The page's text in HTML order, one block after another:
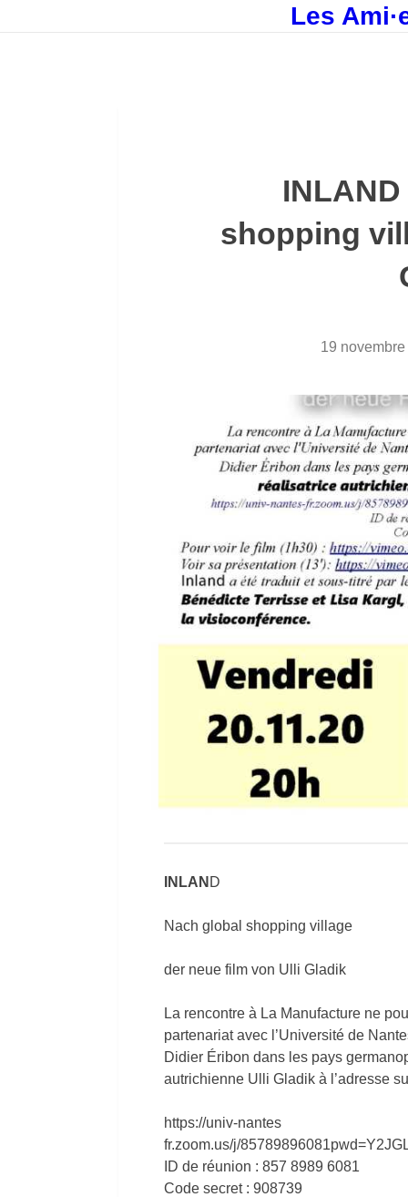
Les
shopping
19
INLAN D
Nach global shopping village
der neue film von Ulli Gladik
La rencontre à La Manufacture ne
partenariat avec l’Université de
Didier Éribon dans les pays
autrichienne Ulli Gladik à l’adresse
https://univ-nantes
fr.zoom.us/j/
ID de réunion : 857 8989 6081
Code secret : 908739